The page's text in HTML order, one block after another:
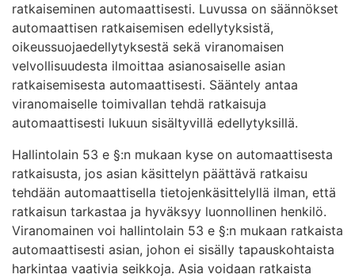
ratkaiseminen automaattisesti. Luvussa on säännökset
automaattisen ratkaisemisen edellytyksistä,
oikeussuojaedellytyksestä sekä viranomaisen
velvollisuudesta ilmoittaa asianosaiselle asian
ratkaisemisesta automaattisesti. Sääntely antaa
viranomaiselle toimivallan tehdä ratkaisuja
automaattisesti lukuun sisältyvillä edellytyksillä.
Hallintolain 53 e §:n mukaan kyse on automaattisesta
ratkaisusta, jos asian käsittelyn päättävä ratkaisu
tehdään automaattisella tietojenkäsittelyllä ilman, että
ratkaisun tarkastaa ja hyväksyy luonnollinen henkilö.
Viranomainen voi hallintolain 53 e §:n mukaan ratkaista
automaattisesti asian, johon ei sisälly tapauskohtaista
harkintaa vaativia seikkoja. Asia voidaan ratkaista